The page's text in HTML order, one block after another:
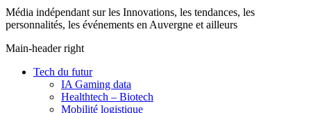
Média indépendant sur les Innovations, les tendances, les
personnalités, les événements en Auvergne et ailleurs
Main-header right
Tech du futur
IA Gaming data
Healthtech – Biotech
Mobilité logistique